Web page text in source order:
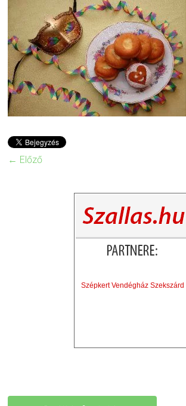
← Előző
Szépkert Vendégház Szekszárd